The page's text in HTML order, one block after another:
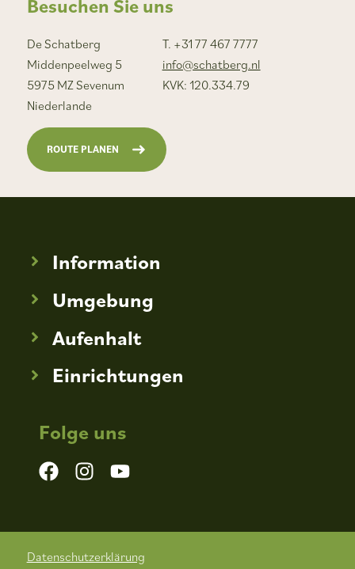
Information
Umgebung
Aufenhalt
Einrichtungen
Folge uns
Besuchen Sie uns
De Schatberg
Middenpeelweg 5
5975 MZ Sevenum
Niederlande
T. +31 77 467 7777
info@schatberg.nl
KVK: 120.334.79
ROUTE PLANEN
Datenschutzerklärung